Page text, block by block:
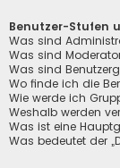
Benutzer-Stufen
Was sind
Was sind
Was sind
Wo finde ich die
Wie werde ich
Weshalb werden
Was ist eine
Was bedeutet der